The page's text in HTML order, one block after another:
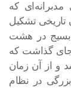
که
تاریخی تشکیل
بسیج در هشت
گذاشت که
و از آن زمان
در نظام